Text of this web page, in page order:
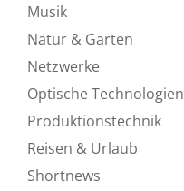
Musik
Natur & Garten
Netzwerke
Optische Technologien
Produktionstechnik
Reisen & Urlaub
Shortnews